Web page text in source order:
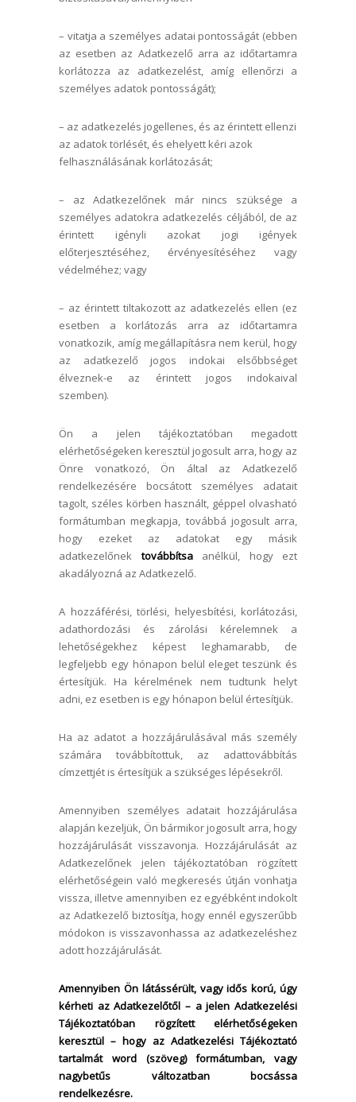
– vitatja a személyes adatai pontosságát (ebben
az esetben az Adatkezelő arra az időtartamra
korlátozza az adatkezelést, amíg ellenőrzi a
személyes adatok pontosságát);
– az adatkezelés jogellenes, és az érintett ellenzi
az adatok törlését, és ehelyett kéri azok
felhasználásának korlátozását;
– az Adatkezelőnek már nincs szüksége a
személyes adatokra adatkezelés céljából, de az
érintett igényli azokat jogi igények
előterjesztéséhez, érvényesítéséhez vagy
védelméhez; vagy
– az érintett tiltakozott az adatkezelés ellen (ez
esetben a korlátozás arra az időtartamra
vonatkozik, amíg megállapításra nem kerül, hogy
az adatkezelő jogos indokai elsőbbséget
élveznek-e az érintett jogos indokaival
szemben).
Ön a jelen tájékoztatóban megadott
elérhetőségeken keresztül jogosult arra, hogy az
Önre vonatkozó, Ön által az Adatkezelő
rendelkezésére bocsátott személyes adatait
tagolt, széles körben használt, géppel olvasható
formátumban megkapja, továbbá jogosult arra,
hogy ezeket az adatokat egy másik
adatkezelőnektovábbítsaanélkül, hogy ezt
akadályozná az Adatkezelő.
A hozzáférési, törlési, helyesbítési, korlátozási,
adathordozási és zárolási kérelemnek a
lehetőségekhez képest leghamarabb, de
legfeljebb egy hónapon belül eleget teszünk és
értesítjük. Ha kérelmének nem tudtunk helyt
adni, ez esetben is egy hónapon belül értesítjük.
Ha az adatot a hozzájárulásával más személy
számára továbbítottuk, az adattovábbítás
címzettjét is értesítjük a szükséges lépésekről.
Amennyiben személyes adatait hozzájárulása
alapján kezeljük, Ön bármikor jogosult arra, hogy
hozzájárulását visszavonja. Hozzájárulását az
Adatkezelőnek jelen tájékoztatóban rögzített
elérhetőségein való megkeresés útján vonhatja
vissza, illetve amennyiben ez egyébként indokolt
az Adatkezelő biztosítja, hogy ennél egyszerűbb
módokon is visszavonhassa az adatkezeléshez
adott hozzájárulását.
Amennyiben Ön látássérült, vagy idős korú, úgy
kérheti az Adatkezelőtől – a jelen Adatkezelési
Tájékoztatóban rögzített elérhetőségeken
keresztül – hogy az Adatkezelési Tájékoztató
tartalmát word (szöveg) formátumban, vagy
nagybetűs változatban bocsássa
rendelkezésre.